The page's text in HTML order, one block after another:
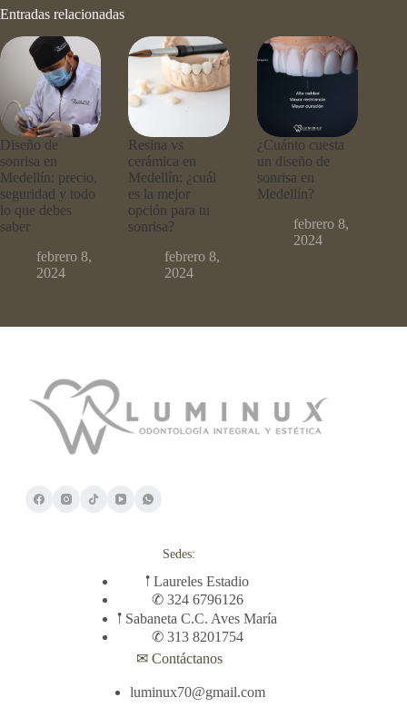
Entradas relacionadas
Diseño de
sonrisa en
Medellín: precio,
seguridad y todo
lo que debes
saber
febrero 8,
2024
Resina vs
cerámica en
Medellín: ¿cuál
es la mejor
opción para tu
sonrisa?
febrero 8,
2024
¿Cuánto cuesta
un diseño de
sonrisa en
Medellín?
febrero 8,
2024
Sedes:
𖡡 Laureles Estadio
✆ 324 6796126
𖡡 Sabaneta C.C. Aves María
✆ 313 8201754
✉ Contáctanos
luminux70@gmail.com